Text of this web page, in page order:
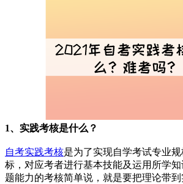
1、实践考核是什么？
自考实践考核是为了实现自学考试专业
标，对应考者进行基本技能及运用所学
题能力的考核简单说，就是要把理论带